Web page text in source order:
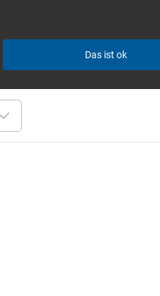
Das ist ok